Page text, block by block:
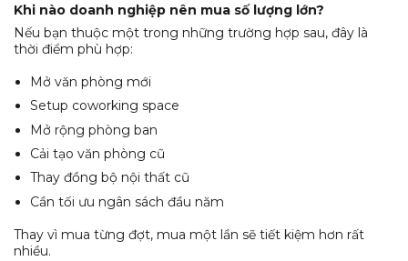
Khi nào doanh nghiệp nên mua số lượng lớn?
Nếu bạn thuộc một trong những trường hợp sau, đây là
thời điểm phù hợp:
Mở văn phòng mới
Setup coworking space
Mở rộng phòng ban
Cải tạo văn phòng cũ
Thay đồng bộ nội thất cũ
Cần tối ưu ngân sách đầu năm
Thay vì mua từng đợt, mua một lần sẽ tiết kiệm hơn rất
nhiều.